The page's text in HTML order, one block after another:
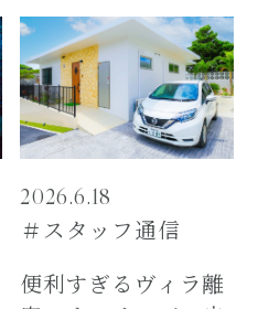
2026.6.18
＃スタッフ通信
便利すぎるヴィラ離